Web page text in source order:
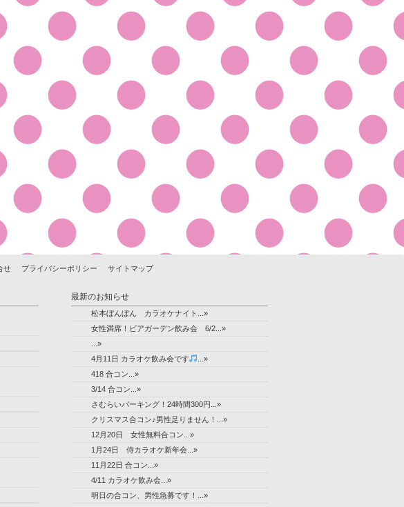
せ プライバシーポリシー サイトマップ
最新のお知らせ
松本ぼんぼん カラオケナイト...»
女性満席！ビアガーデン飲み会 6/2...»
...»
4月11日 カラオケ飲み会です
...»
418 合コン...»
3/14 合コン...»
さむらいパーキング！24時間300円...»
クリスマス合コン♪男性足りません！...»
12月20日 女性無料合コン...»
1月24日 侍カラオケ新年会...»
11月22日 合コン...»
4/11 カラオケ飲み会...»
明日の合コン、男性急募です！...»